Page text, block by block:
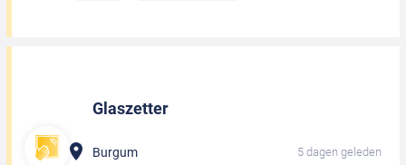
Glaszetter
Burgum 5 dagen geleden